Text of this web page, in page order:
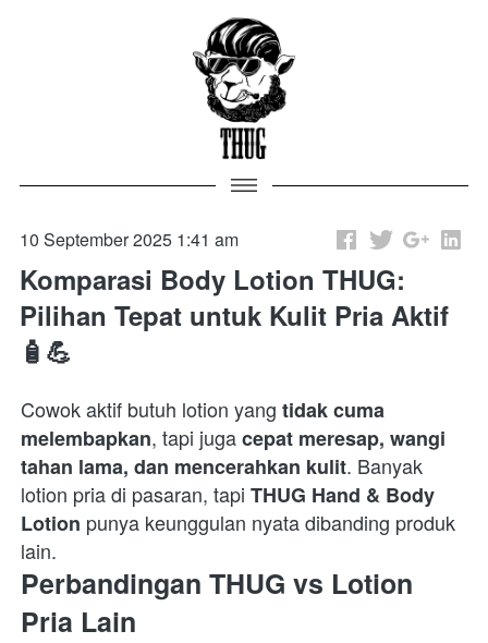
10 September 2025 1:41 am
Komparasi Body Lotion THUG:
Pilihan Tepat untuk Kulit Pria Aktif
🧴💪
Cowok aktif butuh lotion yang tidak cuma
melembapkan, tapi juga cepat meresap, wangi
tahan lama, dan mencerahkan kulit. Banyak
lotion pria di pasaran, tapi THUG Hand & Body
Lotion punya keunggulan nyata dibanding produk
lain.
Perbandingan THUG vs Lotion
Pria Lain